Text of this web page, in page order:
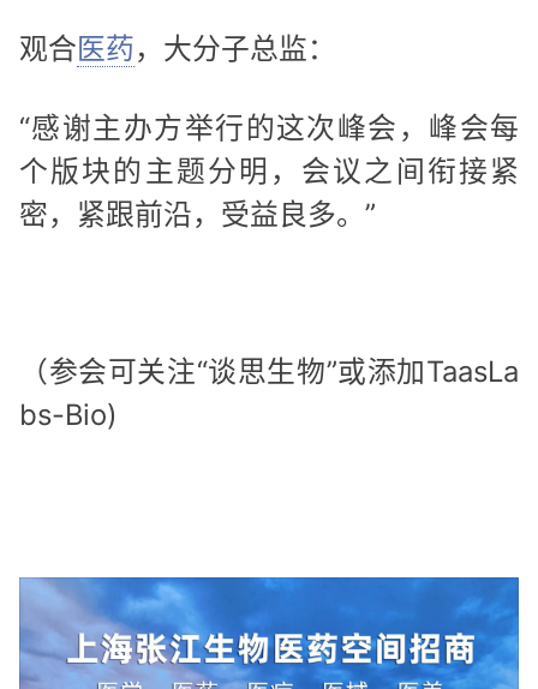
观合医药，大分子总监：
“感谢主办方举行的这次峰会，峰会每
个版块的主题分明，会议之间衔接紧
密，紧跟前沿，受益良多。”
（参会可关注“谈思生物”或添加TaasLa
bs-Bio)